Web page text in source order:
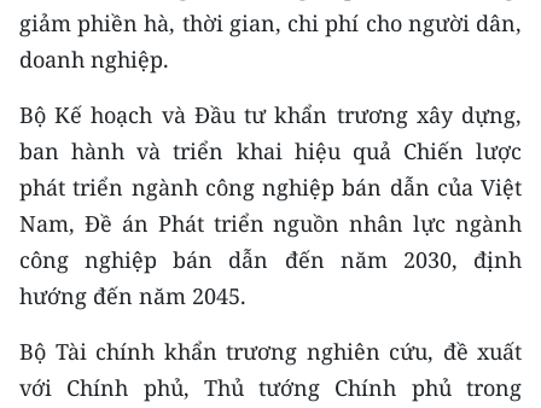
giảm phiền hà, thời gian, chi phí cho người dân,
doanh nghiệp.
Bộ Kế hoạch và Đầu tư khẩn trương xây dựng,
ban hành và triển khai hiệu quả Chiến lược
phát triển ngành công nghiệp bán dẫn của Việt
Nam, Đề án Phát triển nguồn nhân lực ngành
công nghiệp bán dẫn đến năm 2030, định
hướng đến năm 2045.
Bộ Tài chính khẩn trương nghiên cứu, đề xuất
với Chính phủ, Thủ tướng Chính phủ trong